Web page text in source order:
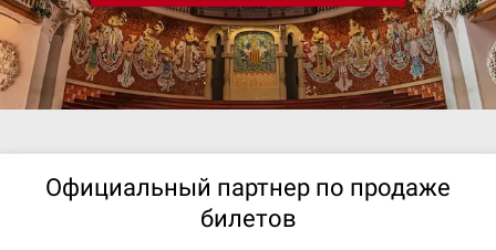
Официальный партнер по продаже
билетов